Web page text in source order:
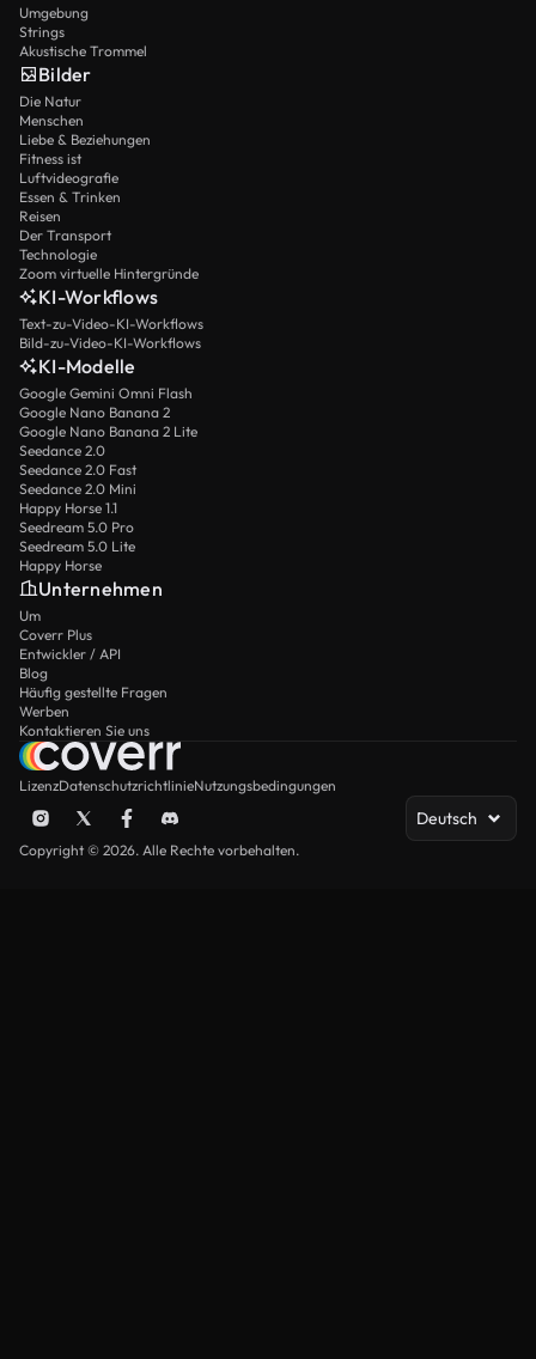
Umgebung
Strings
Akustische Trommel
Bilder
Die Natur
Menschen
Liebe & Beziehungen
Fitness ist
Luftvideografie
Essen & Trinken
Reisen
Der Transport
Technologie
Zoom virtuelle Hintergründe
KI-Workflows
Text-zu-Video-KI-Workflows
Bild-zu-Video-KI-Workflows
KI-Modelle
Google Gemini Omni Flash
Google Nano Banana 2
Google Nano Banana 2 Lite
Seedance 2.0
Seedance 2.0 Fast
Seedance 2.0 Mini
Happy Horse 1.1
Seedream 5.0 Pro
Seedream 5.0 Lite
Happy Horse
Unternehmen
Um
Coverr Plus
Entwickler / API
Blog
Häufig gestellte Fragen
Werben
Kontaktieren Sie uns
LizenzDatenschutzrichtlinieNutzungsbedingungen
Deutsch
Copyright © 2026. Alle Rechte vorbehalten.